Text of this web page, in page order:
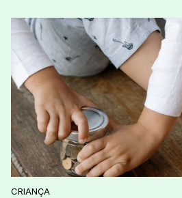
CRIANÇA